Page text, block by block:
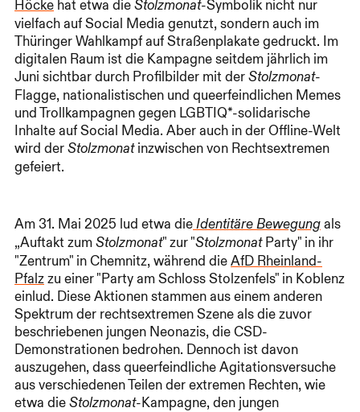
Höcke hat etwa die Stolzmonat-Symbolik nicht nur
vielfach auf Social Media genutzt, sondern auch im
Thüringer Wahlkampf auf Straßenplakate gedruckt. Im
digitalen Raum ist die Kampagne seitdem jährlich im
Juni sichtbar durch Profilbilder mit der Stolzmonat-
Flagge, nationalistischen und queerfeindlichen Memes
und Trollkampagnen gegen LGBTIQ*-solidarische
Inhalte auf Social Media. Aber auch in der Offline-Welt
wird der Stolzmonatinzwischen von Rechtsextremen
gefeiert.
Am 31. Mai 2025 lud etwa die Identitäre Bewegung als
„Auftakt zum Stolzmonat" zur "Stolzmonat Party" in ihr
"Zentrum" in Chemnitz, während dieAfD Rheinland-
Pfalzzu einer "Party am Schloss Stolzenfels" in Koblenz
einlud. Diese Aktionen stammen aus einem anderen
Spektrum der rechtsextremen Szene als die zuvor
beschriebenen jungen Neonazis, die CSD-
Demonstrationen bedrohen. Dennoch ist davon
auszugehen, dass queerfeindliche Agitationsversuche
aus verschiedenen Teilen der extremen Rechten, wie
etwa die Stolzmonat-Kampagne, den jungen